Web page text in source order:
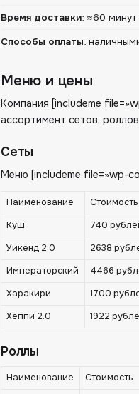
Время доставки: ≈60 минут
Способы оплаты:
Меню и цены
Компания [includeme
ассортимент сетов,
Сеты
Меню [includeme file=»wp-
Наименование Стоимость
Куш
740
Уикенд 2.0
2638
Императорский
4466
Харакири
1700
Хеппи 2.0
1922
Роллы
Наименование Стоимость